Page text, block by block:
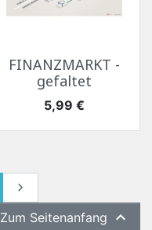
FINANZMARKT -
gefaltet
Preis
5,99 €
Weiter

Zum Seitenanfang 